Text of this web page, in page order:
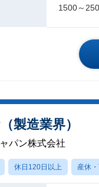
1500～
製造業界）
パン株式会社
休日120日以上 産休